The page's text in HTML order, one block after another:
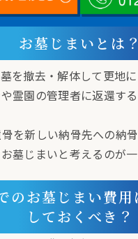
お墓じまいとは？
を撤去・解体して更地
霊園の管理者に返還する
を新しい納骨先への納
墓じまいと考えるのが一
のお墓じまい費
しておくべき？